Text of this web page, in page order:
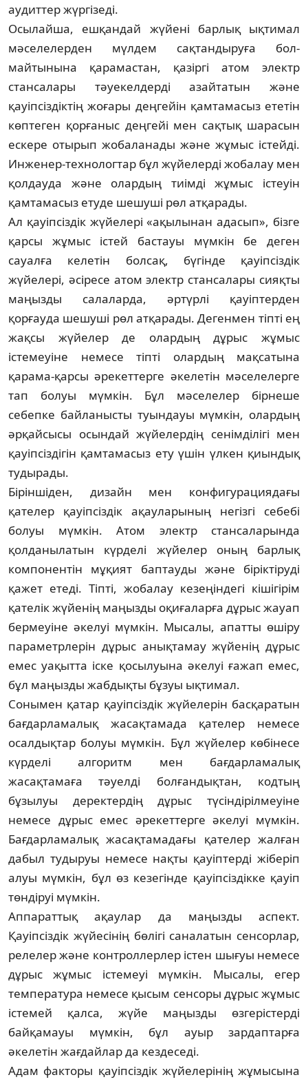
аудиттер жүргізеді.
Осылайша, ешқандай жүйені барлық ық­тимал
мәселелерден мүлдем сақтандыруға бол­
майтынына қарамастан, қазіргі атом электр
стансалары тәуекелдерді азайтатын жә­не
қауіпсіздіктің жоғары деңгейін қам­та­масыз ететін
көптеген қорғаныс деңгейі мен сақтық шарасын
ескере отырып жобаланады және жұмыс істейді.
Инженер-технологтар бұл жүйелерді жобалау мен
қолдауда және олардың тиімді жұмыс істеуін
қамтамасыз етуде шешуші рөл атқарады.
Ал қауіпсіздік жүйелері «ақылынан ада­сып», бізге
қарсы жұмыс істей бастауы мүм­кін бе деген
сауалға келетін болсақ, бүгінде қауіп­сіздік
жүйелері, әсіресе атом электр стан­­салары сияқты
маңызды салаларда, әр­түр­лі қауіптерден
қорғауда шешуші рөл ат­қа­рады. Дегенмен тіпті ең
жақсы жүйелер де олар­дың дұрыс жұмыс
істемеуіне немесе тіпті олардың мақсатына
қарама-қарсы әре­кет­терге әкелетін мәселелерге
тап болуы мүм­кін. Бұл мәселелер бірнеше
себепке бай­ланысты туындауы мүмкін, олардың
әр­қай­сысы осындай жүйелердің сенімділігі мен
қауіпсіздігін қамтамасыз ету үшін үлкен қиын­дық
тудырады.
Біріншіден, дизайн мен конфигура­ция­да­ғы
қателер қауіпсіздік ақауларының не­гіз­гі себебі
болуы мүмкін. Атом электр стан­са­ла­­рында
қолданылатын күрделі жүйелер оның барлық
компонентін мұқият бап­тауды және біріктіруді
қажет етеді. Тіпті, жо­балау кезеңіндегі кішігірім
қателік жүйе­нің маңызды оқиғаларға дұрыс жауап
бер­меуіне әкелуі мүмкін. Мысалы, апатты өшіру
па­ра­метрлерін дұрыс анықтамау жүйенің дұ­рыс
емес уақытта іске қосылуына әкелуі ға­­­жап емес,
бұл маңызды жабдықты бұзуы ық­­ти­мал.
Сонымен қатар қауіпсіздік жүйелерін бас­қаратын
бағдарламалық жасақтамада қателер немесе
осалдықтар болуы мүмкін. Бұл жүйелер көбінесе
күрделі алгоритм мен бағ­дарламалық
жасақтамаға тәуелді бол­ған­дықтан, кодтың
бұзылуы деректердің дұрыс түсіндірілмеуіне
немесе дұрыс емес әрекет­тер­ге әкелуі мүмкін.
Бағдарламалық жасақ­та­мадағы қателер жалған
дабыл тудыруы не­месе нақты қауіптерді жіберіп
алуы мүм­кін, бұл өз кезегінде қауіпсіздікке қауіп
төн­діруі мүмкін.
Аппараттық ақаулар да маңызды аспект.
Қауіпсіздік жүйесінің бөлігі саналатын сенсорлар,
релелер және контроллерлер іс­тен шығуы немесе
дұрыс жұмыс істемеуі мүм­кін. Мысалы, егер
температура немесе қы­сым сенсоры дұрыс жұмыс
істемей қалса, жүйе маңызды өзгерістерді
байқамауы мүм­кін, бұл ауыр зардаптарға
әкелетін жағ­дай­лар да кездеседі.
Адам факторы қауіпсіздік жүйелерінің жұ­­­мысына